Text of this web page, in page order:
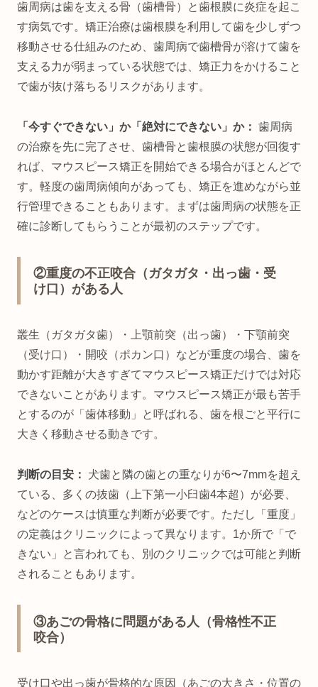
歯周病は歯を支える骨（歯槽骨）と歯根膜に炎症を起こ
す病気です。矯正治療は歯根膜を利用して歯を少しずつ
移動させる仕組みのため、歯周病で歯槽骨が溶けて歯を
支える力が弱まっている状態では、矯正力をかけること
で歯が抜け落ちるリスクがあります。
「今すぐできない」か「絶対にできない」か： 歯周病
の治療を先に完了させ、歯槽骨と歯根膜の状態が回復す
れば、マウスピース矯正を開始できる場合がほとんどで
す。軽度の歯周病傾向があっても、矯正を進めながら並
行管理できることもあります。まずは歯周病の状態を正
確に診断してもらうことが最初のステップです。
②重度の不正咬合（ガタガタ・出っ歯・受
け口）がある人
叢生（ガタガタ歯）・上顎前突（出っ歯）・下顎前突
（受け口）・開咬（ポカン口）などが重度の場合、歯を
動かす距離が大きすぎてマウスピース矯正だけでは対応
できないことがあります。マウスピース矯正が最も苦手
とするのが「歯体移動」と呼ばれる、歯を根ごと平行に
大きく移動させる動きです。
判断の目安：
犬歯と隣の歯との重なりが6〜7mmを超え
ている、多くの抜歯（上下第一小臼歯4本超）が必要、
などのケースは慎重な判断が必要です。ただし「重度」
の定義はクリニックによって異なります。1か所で「で
きない」と言われても、別のクリニックでは可能と判断
されることもあります。
③あごの骨格に問題がある人（骨格性不正
咬合）
受け口や出っ歯が骨格的な原因（あごの大きさ・位置の